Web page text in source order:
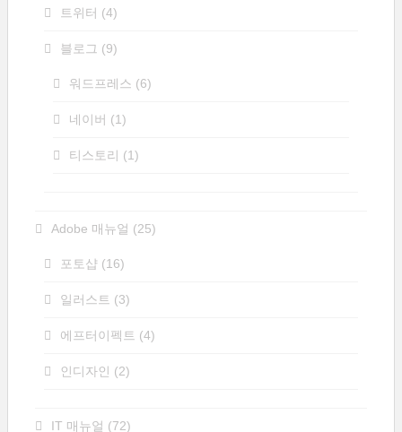
트위터 (4)
블로그 (9)
워드프레스 (6)
네이버 (1)
티스토리 (1)
Adobe 매뉴얼 (25)
포토샵 (16)
일러스트 (3)
에프터이펙트 (4)
인디자인 (2)
IT 매뉴얼 (72)